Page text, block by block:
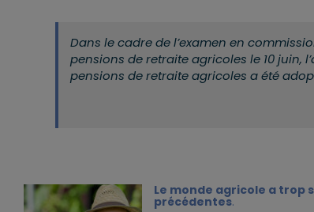
Dans le cadre de l’examen en
pensions de retraite agricoles le 10 juin,
pensions de retraite agricoles a été
Le monde agricole a trop
précédentes.